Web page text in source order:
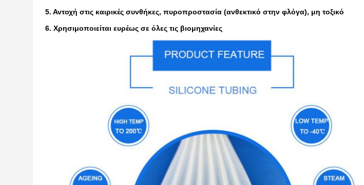
5. Αντοχή στις καιρικές συνθήκες, πυροπροστασία (ανθεκτικό στην φλόγα), μη τοξικό
6. Χρησιμοποιείται ευρέως σε όλες τις βιομηχανίες